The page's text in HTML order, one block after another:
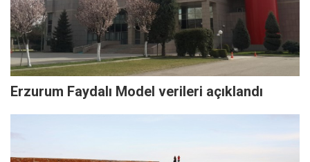
Erzurum Faydalı Model verileri açıklandı